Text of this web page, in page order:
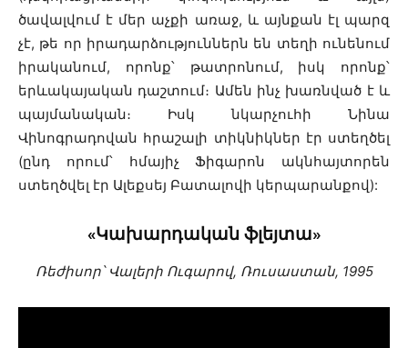
ծավալվում է մեր աչքի առաջ, և այնքան էլ պարզ
չէ, թե որ իրադարձություններն են տեղի ունենում
իրականում, որոնք՝ թատրոնում, իսկ որոնք՝
երևակայական դաշտում։ Ամեն ինչ խառնված է և
պայմանական։ Իսկ նկարչուհի Նինա
Վինոգրադովան հրաշալի տիկնիկներ էր ստեղծել
(ընդ որում՝ հմայիչ Ֆիգարոն ակնհայտորեն
ստեղծվել էր Ալեքսեյ Բատալովի կերպարանքով):
«Կախարդական ֆլեյտա»
Ռեժիսոր՝ Վալերի Ուգարով, Ռուսաստան, 1995